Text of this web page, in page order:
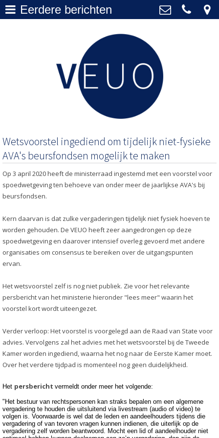
>
VEUO
+31 20 577 1010
secretariaat@veuo.nl
Eerdere berichten
Wetsvoorstel ingediend om tijdelijk niet-fysieke
AVA's beursfondsen mogelijk te maken
Op 3 april 2020 heeft de ministerraad ingestemd met een voorstel voor
spoedwetgeving ten behoeve van onder meer de jaarlijkse AVA's bij
beursfondsen.
Kern daarvan is dat zulke vergaderingen tijdelijk niet fysiek hoeven te
worden gehouden. De VEUO heeft zeer aangedrongen op deze
spoedwetgeving en daarover intensief overleg gevoerd met andere
organisaties om consensus te bereiken over de uitgangspunten
ervan.
Het wetsvoorstel zelf is nog niet publiek. Zie voor het relevante
persbericht van het ministerie hieronder "lees meer" waarin het
voorstel kort wordt uiteengezet.
Verder verloop: Het voorstel is voorgelegd aan de Raad van State voor
advies. Vervolgens zal het advies met het wetsvoorstel bij de Tweede
Kamer worden ingediend, waarna het nog naar de Eerste Kamer moet.
Over het verdere tijdpad is momenteel nog geen duidelijkheid.
Het persbericht vermeldt onder meer het volgende:
"Het bestuur van rechtspersonen kan straks bepalen om een algemene
vergadering te houden die uitsluitend via livestream (audio of video) te
volgen is. Voorwaarde is wel dat de leden en aandeelhouders tijdens die
vergadering of van tevoren vragen kunnen indienen, die uiterlijk op de
vergadering zelf worden beantwoord. Mocht een lid of aandeelhouder niet